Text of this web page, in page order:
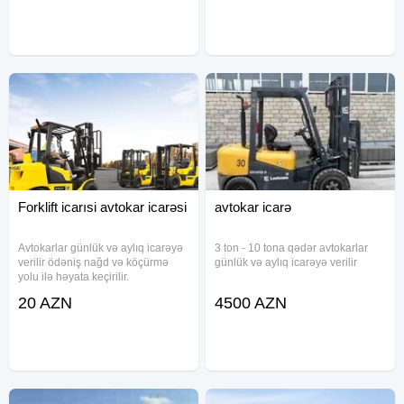
Forklift icarısi avtokar icarəsi
Avtokarlar günlük və aylıq icarəyə
verilir ödəniş nağd və köçürmə
yolu ilə həyata keçirilir.
20 AZN
avtokar icarə
3 ton - 10 tona qədər avtokarlar
günlük və aylıq icarəyə verilir
4500 AZN